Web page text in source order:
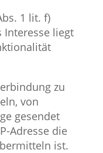
1 lit. f)
Interesse liegt
zu
von
gesendet
Adresse die
ist.